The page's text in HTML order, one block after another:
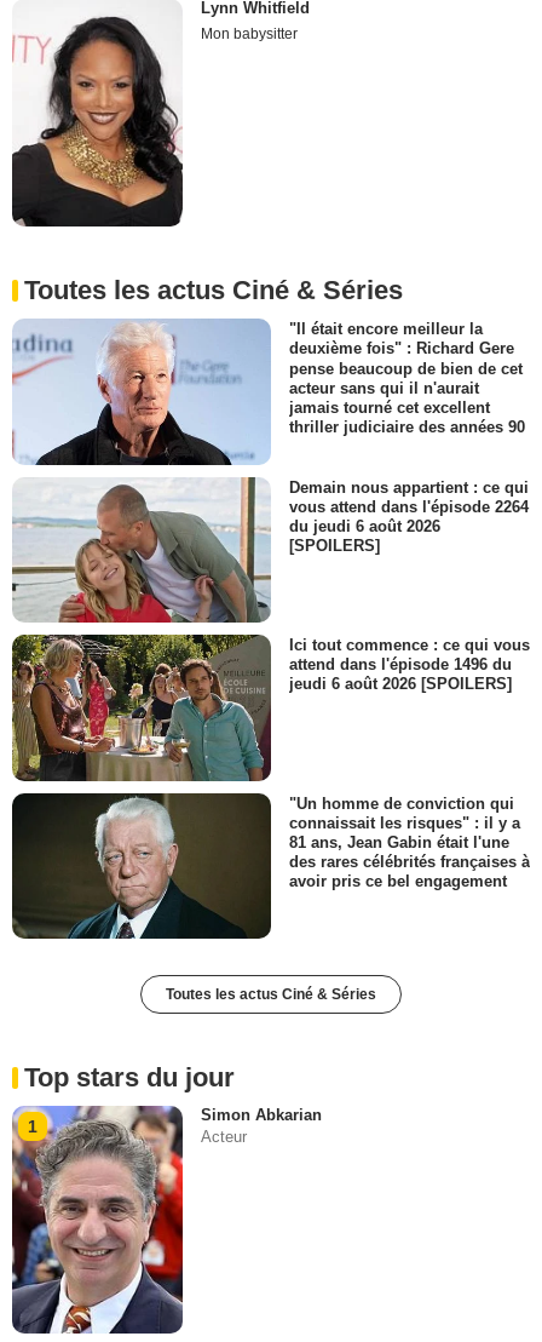
Lynn Whitfield
Mon babysitter
Toutes les actus Ciné & Séries
"Il était encore meilleur la
deuxième fois" : Richard Gere
pense beaucoup de bien de cet
acteur sans qui il n'aurait
jamais tourné cet excellent
thriller judiciaire des années 90
Demain nous appartient : ce qui
vous attend dans l'épisode 2264
du jeudi 6 août 2026
[SPOILERS]
Ici tout commence : ce qui vous
attend dans l'épisode 1496 du
jeudi 6 août 2026 [SPOILERS]
"Un homme de conviction qui
connaissait les risques" : il y a
81 ans, Jean Gabin était l'une
des rares célébrités françaises à
avoir pris ce bel engagement
Toutes les actus Ciné & Séries
Top stars du jour
1
Simon Abkarian
Acteur